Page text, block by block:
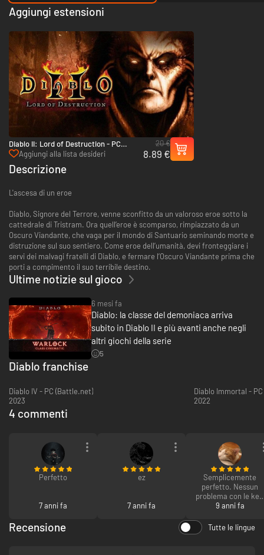
Aggiungi estensioni
Diablo II: Lord of Destruction - PC
(Battle.net)
Aggiungi alla lista desideri
20 €
8.89 €
Descrizione
L'ascesa di un eroe
Diablo, Signore del Terrore, venne sconfitto da un valoroso eroe sotto la
cattedrale di Tristram. Ora quell’eroe è scomparso, rimpiazzato da un
Oscuro Viandante, che vaga per il mondo di Santuario seminando morte e
distruzione sul suo sentiero. Come eroe dell’umanità, devi fronteggiare i
servi dei malvagi fratelli di Diablo, e fermare l’Oscuro Viandante prima che
porti a compimento il suo terribile destino.
Ultime notizie sul gioco
6 mesi fa
Diablo: la classe del demoniaca arriva
subito in Diablo II e più avanti anche negli
altri giochi della serie
5
Diablo franchise
Diablo IV - PC (Battle.net)
2023
Diablo Immortal -
2022
4 commenti
Perfetto
7 anni fa
ez
7 anni fa
Semplicemente
perfetto. Nessun
problema con le key,
filato tutto liscio
9 anni fa
Recensione Tutte le lingue